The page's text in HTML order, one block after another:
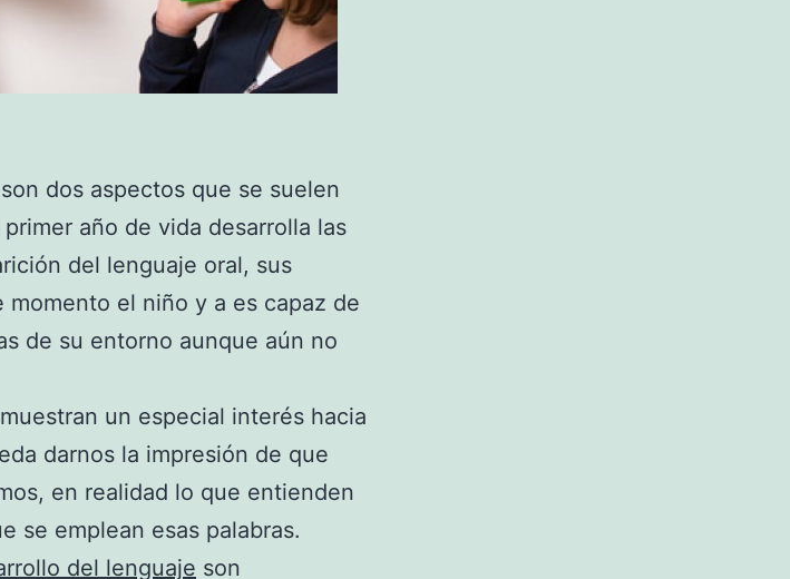
dos aspectos que se suelen
año de vida desarrolla las
del lenguaje oral, sus
momento el niño y a es capaz de
de su entorno aunque aún no
un especial interés hacia
darnos la impresión de que
en realidad lo que entienden
se emplean esas palabras.
del lenguaje son